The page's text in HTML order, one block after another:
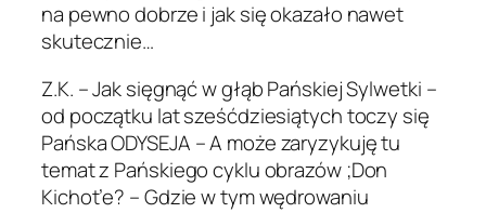
na pewno dobrze i jak się okazało nawet
skutecznie…
Z.K. – Jak sięgnąć w głąb Pańskiej Sylwetki –
od początku lat sześćdziesiątych toczy się
Pańska ODYSEJA – A może zaryzykuję tu
temat z Pańskiego cyklu obrazów ;Don
Kichot’e? – Gdzie w tym wędrowaniu